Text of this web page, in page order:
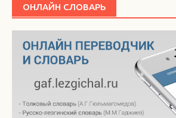
ОНЛАЙН СЛОВАРЬ